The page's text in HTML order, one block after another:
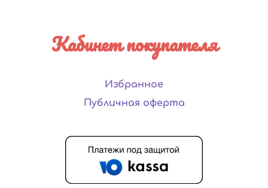
Кабинет покупателя
Избранное
Публичная оферта